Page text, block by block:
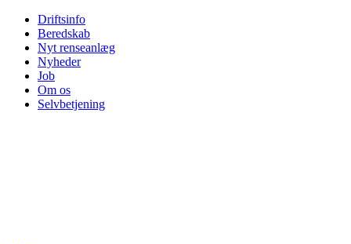
Driftsinfo
Beredskab
Nyt renseanlæg
Nyheder
Job
Om os
Selvbetjening